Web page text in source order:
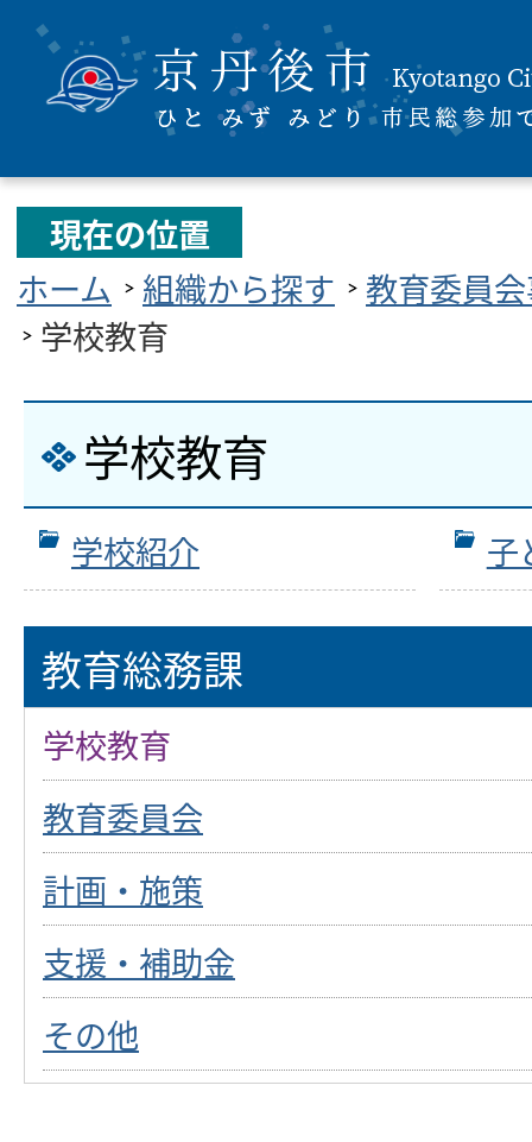
現在の位置
ホーム
組織から探す
教育委員
学校教育
学校教育
学校紹介 子
教育総務課
学校教育
教育委員会
計画・施策
支援・補助金
その他